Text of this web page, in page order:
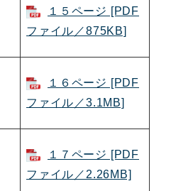
１５ページ [PDF
ファイル／875KB]
１６ページ [PDF
ファイル／3.1MB]
１７ページ [PDF
ファイル／2.26MB]